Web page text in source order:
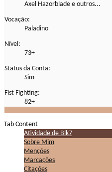
Axel Hazorblade e outros...
Vocação:
Paladino
Nível:
73+
Status da Conta:
Sim
Fist Fighting:
82+
Tab Content
Atividade de Blk7
Sobre Mim
Menções
Marcações
Citações